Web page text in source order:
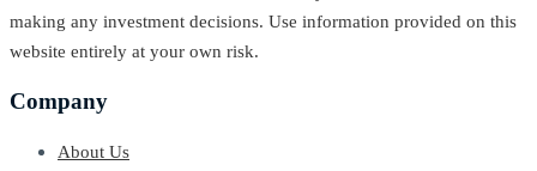
making any investment decisions. Use information provided on this
website entirely at your own risk.
Company
About Us